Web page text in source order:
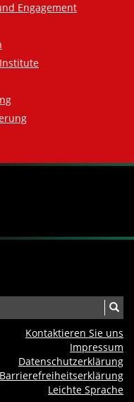
Engagement
Kontaktieren Sie uns
Impressum
Datenschutzerklärung
Barrierefreiheits­erklärung
Leichte Sprache